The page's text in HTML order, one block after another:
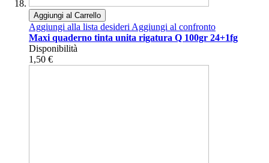
Aggiungi al Carrello
Aggiungi alla lista desideriAggiungi al confronto
Maxi quaderno tinta unita rigatura Q 100gr 24+1fg
Disponibilità
1,50 €